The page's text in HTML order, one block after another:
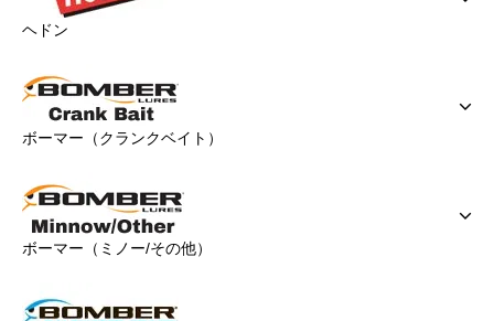
ヘドン
ボーマー（クランクベイト）
ボーマー（ミノー/その他）